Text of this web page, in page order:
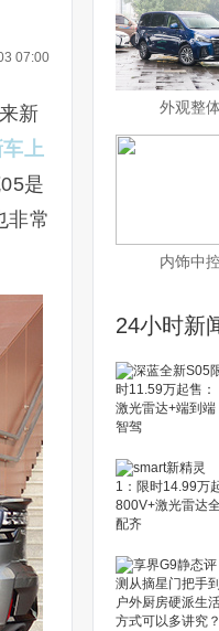
07:00
新
上
是
非常
外观整
内饰中
24小时新